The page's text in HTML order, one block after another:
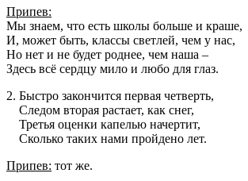
Припев:
Мы знаем, что есть школы больше и краше,
И, может быть, классы светлей, чем у нас,
Но нет и не будет роднее, чем наша –
Здесь всё сердцу мило и любо для глаз.
2. Быстро закончится первая четверть,
Следом вторая растает, как снег,
Третья оценки капелью начертит,
Сколько таких нами пройдено лет.
Припев: тот же.